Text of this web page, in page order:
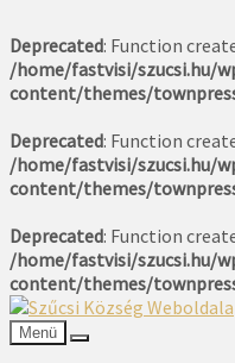
Deprecated: Function
/home/fastvisi/szucsi.hu/
content/themes/
Deprecated: Function
/home/fastvisi/szucsi.hu/
content/themes/
Deprecated: Function
/home/fastvisi/szucsi.hu/
content/themes/
Menü